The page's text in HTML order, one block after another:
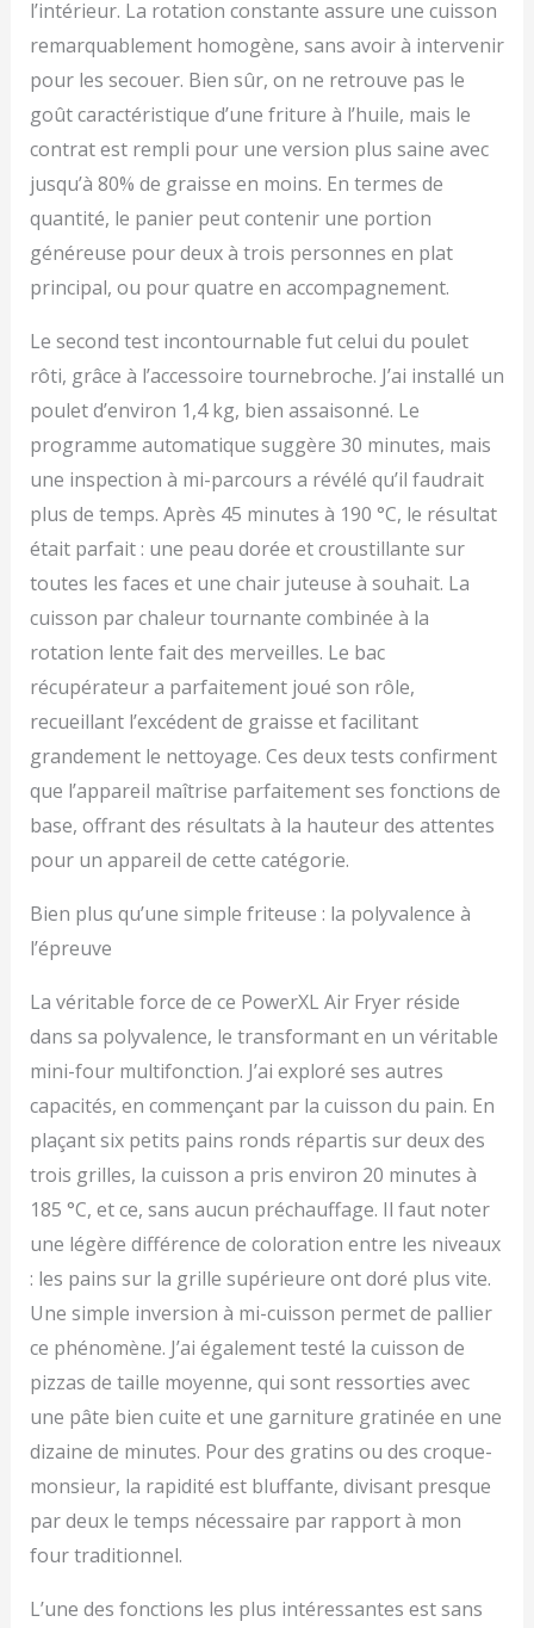
l’intérieur. La rotation constante assure une cuisson
remarquablement homogène, sans avoir à intervenir
pour les secouer. Bien sûr, on ne retrouve pas le
goût caractéristique d’une friture à l’huile, mais le
contrat est rempli pour une version plus saine avec
jusqu’à 80% de graisse en moins. En termes de
quantité, le panier peut contenir une portion
généreuse pour deux à trois personnes en plat
principal, ou pour quatre en accompagnement.
Le second test incontournable fut celui du poulet
rôti, grâce à l’accessoire tournebroche. J’ai installé un
poulet d’environ 1,4 kg, bien assaisonné. Le
programme automatique suggère 30 minutes, mais
une inspection à mi-parcours a révélé qu’il faudrait
plus de temps. Après 45 minutes à 190 °C, le résultat
était parfait : une peau dorée et croustillante sur
toutes les faces et une chair juteuse à souhait. La
cuisson par chaleur tournante combinée à la
rotation lente fait des merveilles. Le bac
récupérateur a parfaitement joué son rôle,
recueillant l’excédent de graisse et facilitant
grandement le nettoyage. Ces deux tests confirment
que l’appareil maîtrise parfaitement ses fonctions de
base, offrant des résultats à la hauteur des attentes
pour un appareil de cette catégorie.
Bien plus qu’une simple friteuse : la polyvalence à
l’épreuve
La véritable force de ce PowerXL Air Fryer réside
dans sa polyvalence, le transformant en un véritable
mini-four multifonction. J’ai exploré ses autres
capacités, en commençant par la cuisson du pain. En
plaçant six petits pains ronds répartis sur deux des
trois grilles, la cuisson a pris environ 20 minutes à
185 °C, et ce, sans aucun préchauffage. Il faut noter
une légère différence de coloration entre les niveaux
: les pains sur la grille supérieure ont doré plus vite.
Une simple inversion à mi-cuisson permet de pallier
ce phénomène. J’ai également testé la cuisson de
pizzas de taille moyenne, qui sont ressorties avec
une pâte bien cuite et une garniture gratinée en une
dizaine de minutes. Pour des gratins ou des croque-
monsieur, la rapidité est bluffante, divisant presque
par deux le temps nécessaire par rapport à mon
four traditionnel.
L’une des fonctions les plus intéressantes est sans